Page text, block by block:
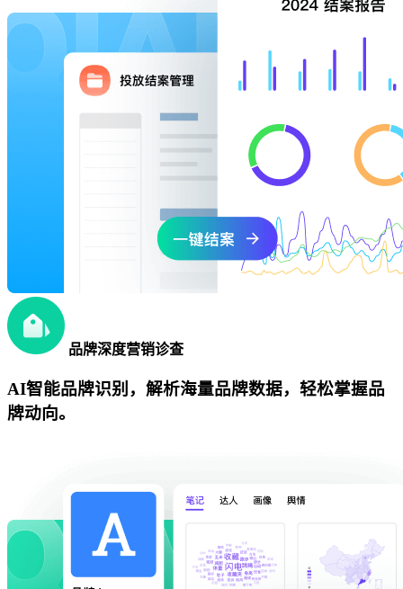
品牌深度营销诊查
AI智能品牌识别，解析海量品牌数据，轻松掌握品
牌动向。